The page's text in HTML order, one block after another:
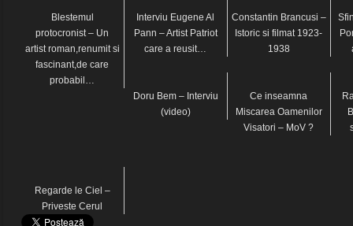
Blestemul
protocronist – Un
artist roman,renumit si
fascinant,de care
probabil…
Interviu Eugene Al
Pann – Artist Patriot
care a reusit…
Constantin Brancusi –
Istoric si filmat 1923-
1938
Doru Bem – Interviu
(video)
Ce inseamna
Miscarea Oamenilor
Visatori – MoV ?
Regarde le Ciel –
Priveste Cerul